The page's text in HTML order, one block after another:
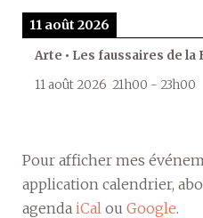
11 août 2026
Arte • Les faussaires de la
11 août 2026 21h00 - 23h00
Pour afficher mes
application calendrier,
agenda iCal ou Google.